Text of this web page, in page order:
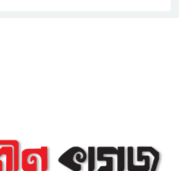
সোনারগাঁয়ের জলাবদ্ধতা নিরসনে দ্রুত